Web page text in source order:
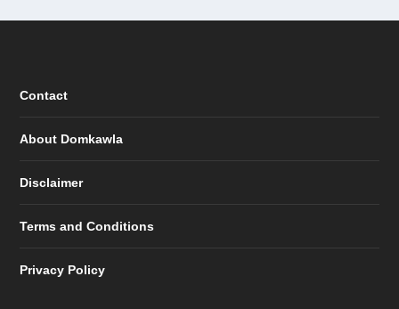
Contact
About Domkawla
Disclaimer
Terms and Conditions
Privacy Policy